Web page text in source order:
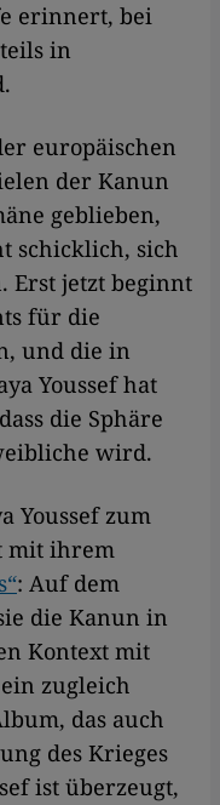
erinnert, bei
in
europäischen
der Kanun
geblieben,
schicklich, sich
Erst jetzt beginnt
für die
und die in
Youssef hat
die Sphäre
wird.
Youssef zum
mit ihrem
: Auf dem
die Kanun in
Kontext mit
zugleich
das auch
des Krieges
ist überzeugt,